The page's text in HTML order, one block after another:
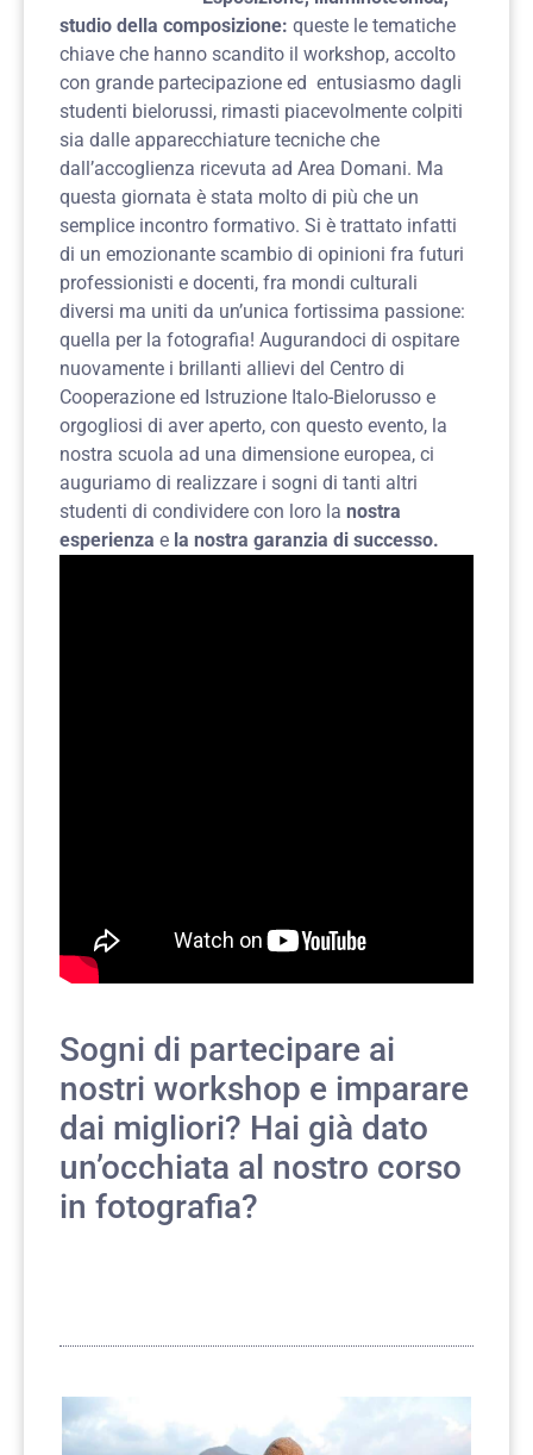
studio della composizione: queste le tematiche
chiave che hanno scandito il workshop, accolto
con grande partecipazione ed entusiasmo dagli
studenti bielorussi, rimasti piacevolmente colpiti
sia dalle apparecchiature tecniche che
dall’accoglienza ricevuta ad Area Domani. Ma
questa giornata è stata molto di più che un
semplice incontro formativo. Si è trattato infatti
di un emozionante scambio di opinioni fra futuri
professionisti e docenti, fra mondi culturali
diversi ma uniti da un’unica fortissima passione:
quella per la fotografia! Augurandoci di ospitare
nuovamente i brillanti allievi del Centro di
Cooperazione ed Istruzione Italo-Bielorusso e
orgogliosi di aver aperto, con questo evento, la
nostra scuola ad una dimensione europea, ci
auguriamo di realizzare i sogni di tanti altri
studenti di condividere con loro la nostra
esperienza e la nostra garanzia di successo.
Sogni di partecipare ai
nostri workshop e imparare
dai migliori? Hai già dato
un’occhiata al nostro corso
in fotografia?